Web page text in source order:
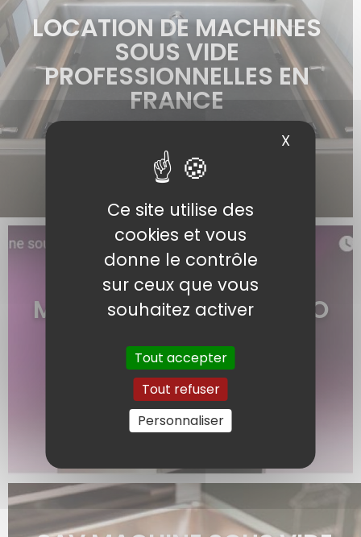
LOCATION DE MACHINES
SOUS VIDE
PROFESSIONNELLES EN
FRANCE
en savoir plus >
TUTORIELS VIDÉO
MACHINE SOUS VIDE PRO
en savoir plus >
Ce site utilise des
cookies et vous
donne le contrôle
sur ceux que vous
souhaitez activer
Tout accepter
Tout refuser
Personnaliser
XMasquer